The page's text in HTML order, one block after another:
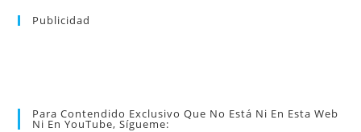
Publicidad
Para Contendido Exclusivo Que No Está Ni En Esta Web
Ni En YouTube, Sígueme: